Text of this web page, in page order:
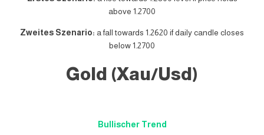
above 1.2700
Zweites Szenario: a fall towards 1.2620 if daily candle closes
below 1.2700
Gold (Xau/Usd)
Bullischer Trend